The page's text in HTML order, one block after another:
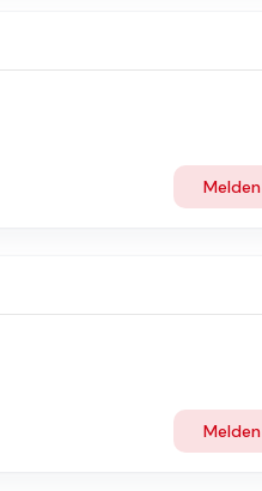
Melden
Melden